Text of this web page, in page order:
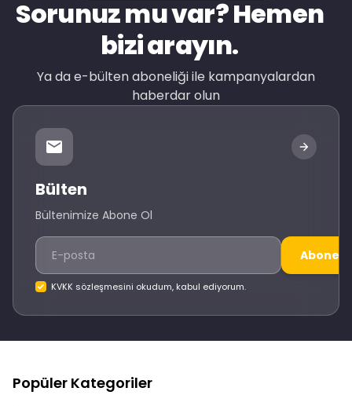
Sorunuz mu var? Hemen
bizi arayın.
Ya da e-bülten aboneliği ile kampanyalardan
haberdar olun
Bülten
Bültenimize Abone Ol
Abone
KVKK sözleşmesini okudum, kabul ediyorum.
Popüler Kategoriler